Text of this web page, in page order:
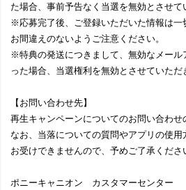
た場合、事前予告なく当選を無効とさせて
※応募完了後、ご登録いただいた情報は一
お間違えのないようご注意ください。
※特典の発送につきまして、無効なメール
った場合、当選権利を無効とさせていただ
【お問い合わせ先】
再生キャンペーンについてのお問い合わせ
なお、当落についての質問やアプリの使
お受けできませんので、予めご了承くださ
ポニーキャニオン カスタマーセンター